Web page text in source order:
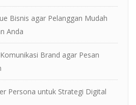
Bisnis agar Pelanggan Mudah
Anda
Brand agar Pesan
Persona untuk Strategi Digital